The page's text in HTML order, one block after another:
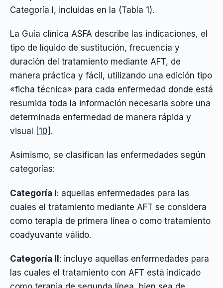
Categoría I, incluidas en la (Tabla 1).
La Guía clínica ASFA describe las indicaciones, el
tipo de líquido de sustitución, frecuencia y
duración del tratamiento mediante AFT, de
manera práctica y fácil, utilizando una edición tipo
«ficha técnica» para cada enfermedad donde está
resumida toda la información necesaria sobre una
determinada enfermedad de manera rápida y
visual [10] .
Asimismo, se clasifican las enfermedades según
categorías:
Categoría I: aquellas enfermedades para las
cuales el tratamiento mediante AFT se considera
como terapia de primera línea o como tratamiento
coadyuvante válido.
Categoría II : incluye aquellas enfermedades para
las cuales el tratamiento con AFT está indicado